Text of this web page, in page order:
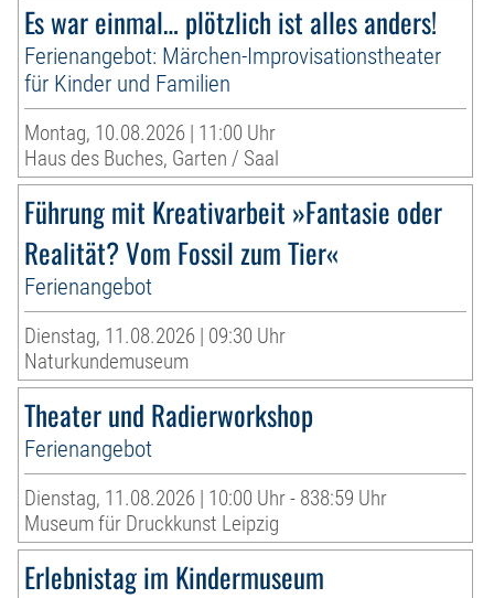
Es war einmal… plötzlich ist alles anders!
Ferienangebot: Märchen-Improvisationstheater
für Kinder und Familien
Montag, 10.08.2026 | 11:00 Uhr
Haus des Buches, Garten / Saal
Führung mit Kreativarbeit »Fantasie oder
Realität? Vom Fossil zum Tier«
Ferienangebot
Dienstag, 11.08.2026 | 09:30 Uhr
Naturkundemuseum
Theater und Radierworkshop
Ferienangebot
Dienstag, 11.08.2026 | 10:00 Uhr - 838:59 Uhr
Museum für Druckkunst Leipzig
Erlebnistag im Kindermuseum